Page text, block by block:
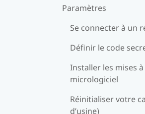
Paramètres
Se connecter à un
Définir le code
Installer les mises
micrologiciel
Réinitialiser votre
d’usine)